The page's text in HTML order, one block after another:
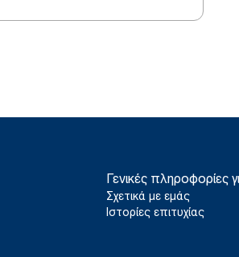
Γενικές πληροφορίες
Σχετικά με εμάς
Ιστορίες επιτυχίας